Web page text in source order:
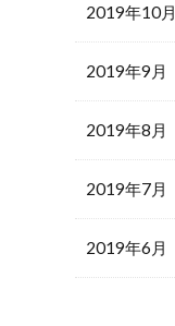
2019年10月
2019年9月
2019年8月
2019年7月
2019年6月